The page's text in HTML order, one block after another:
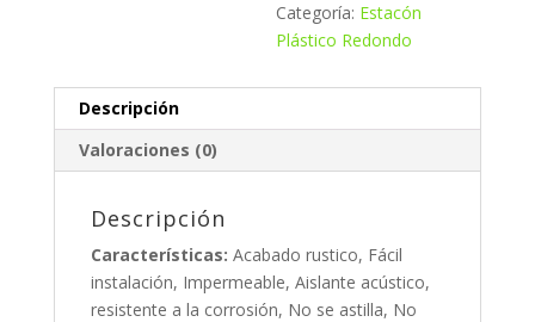
Categoría: Estacón
Plástico Redondo
Descripción
Valoraciones (0)
Descripción
Características: Acabado rustico, Fácil
instalación, Impermeable, Aislante acústico,
resistente a la corrosión, No se astilla, No